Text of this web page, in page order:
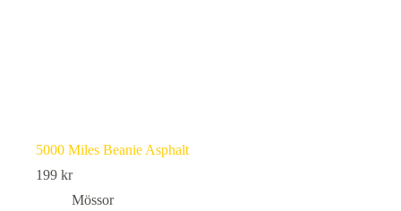
5000 Miles Beanie Asphalt
199 kr
Mössor